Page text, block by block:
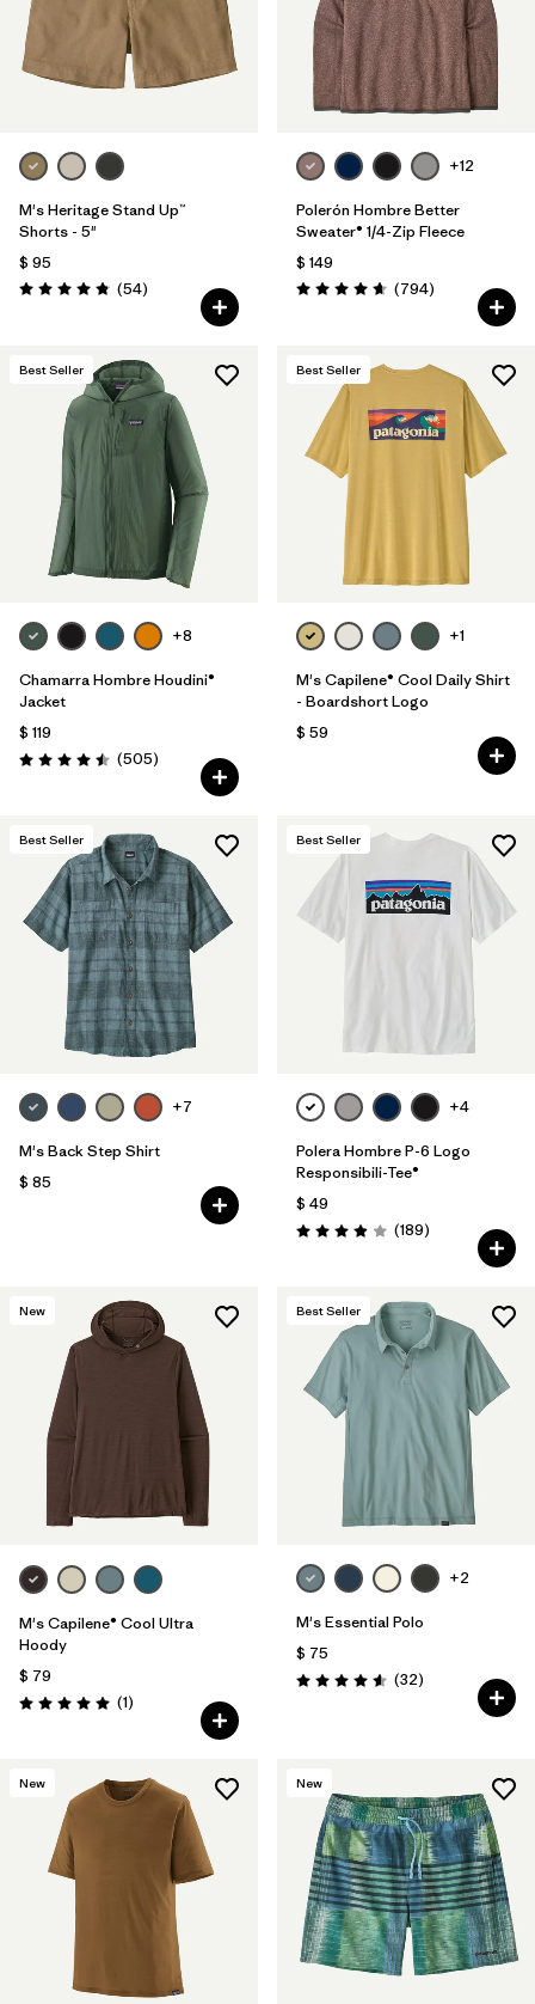
M's Heritage Stand Up™
Shorts - 5"
$ 95
Valoración: 4.8 / 5
(54Comentarios
)
+12
Polerón Hombre Better
Sweater® 1/4-Zip Fleece
$ 149
Valoración: 4.7 / 5
(794Comentarios
)
Best Seller
+8
Chamarra Hombre Houdini®
Jacket
$ 119
Valoración: 4.5 / 5
(505Comentarios
)
Best Seller
+1
M's Capilene® Cool Daily Shirt
- Boardshort Logo
$ 59
Best Seller
+7
M's Back Step Shirt
$ 85
Best Seller
+4
Polera Hombre P-6 Logo
Responsibili-Tee®
$ 49
Valoración: 4.0 / 5
(189Comentarios
)
New
M's Capilene® Cool Ultra
Hoody
$ 79
Valoración: 5.0 / 5
(1Comentarios
)
Best Seller
+2
M's Essential Polo
$ 75
Valoración: 4.6 / 5
(32Comentarios
)
New New